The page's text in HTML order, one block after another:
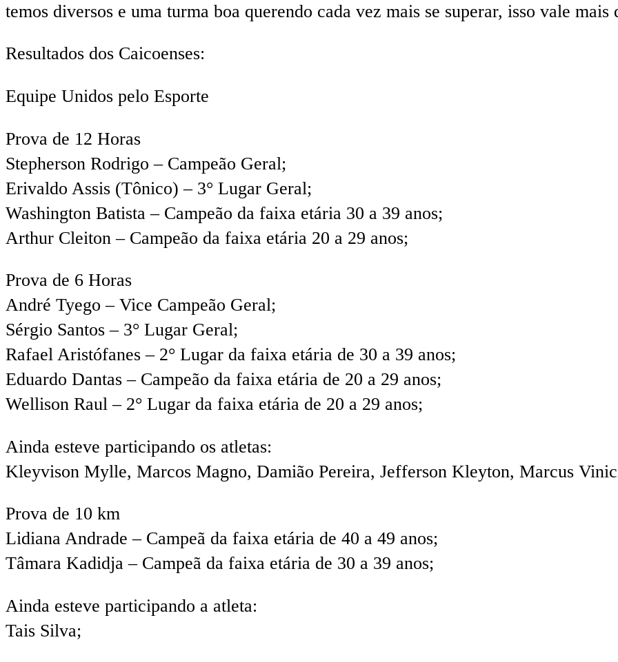
temos diversos e uma turma boa querendo cada vez mais se superar, isso vale
Resultados dos Caicoenses:
Equipe Unidos pelo Esporte
Prova de 12 Horas
Stepherson Rodrigo – Campeão Geral;
Erivaldo Assis (Tônico) – 3° Lugar Geral;
Washington Batista – Campeão da faixa etária 30 a 39 anos;
Arthur Cleiton – Campeão da faixa etária 20 a 29 anos;
Prova de 6 Horas
André Tyego – Vice Campeão Geral;
Sérgio Santos – 3° Lugar Geral;
Rafael Aristófanes – 2° Lugar da faixa etária de 30 a 39 anos;
Eduardo Dantas – Campeão da faixa etária de 20 a 29 anos;
Wellison Raul – 2° Lugar da faixa etária de 20 a 29 anos;
Ainda esteve participando os atletas:
Kleyvison Mylle, Marcos Magno, Damião Pereira, Jefferson Kleyton, Marcus
Prova de 10 km
Lidiana Andrade – Campeã da faixa etária de 40 a 49 anos;
Tâmara Kadidja – Campeã da faixa etária de 30 a 39 anos;
Ainda esteve participando a atleta:
Tais Silva;